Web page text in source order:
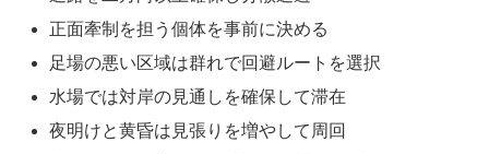
正面牽制を担う個体を事前に決める
足場の悪い区域は群れで回避ルートを選択
水場では対岸の見通しを確保して滞在
夜明けと黄昏は見張りを増やして周回